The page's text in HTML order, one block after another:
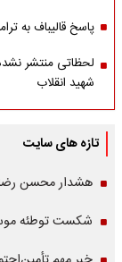
پاسخ قالیباف به
لحظاتی منتشر
شهید انقلاب
تازه های سایت
هشدار محسن
شکست توطئه موساد علیه